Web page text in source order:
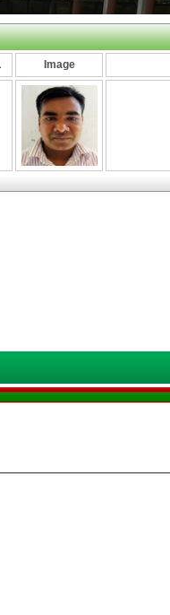
Image